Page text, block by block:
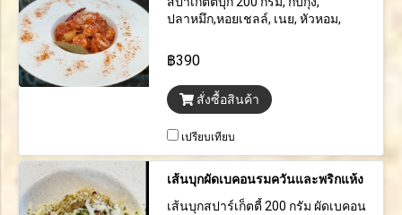
ปลาหมึก,หอยเชลล์, เนย, หัวหอม,
฿390
สั่งซื้อสินค้า
เปรียบเทียบ
เส้นบุกผัดเบคอนรมควันและพริกแห้ง
เส้นบุกสปาร์เก็ตตี้ 200 กรัม ผัดเบคอน